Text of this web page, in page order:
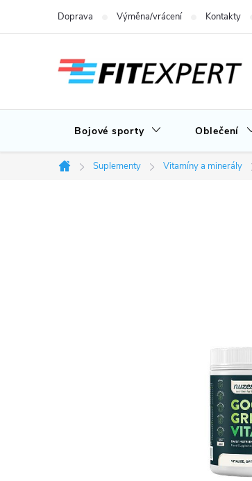
Doprava Výměna/vrácení Kontakty
Bojové sporty Oblečení
Domů
Suplementy Vitamíny a minerály